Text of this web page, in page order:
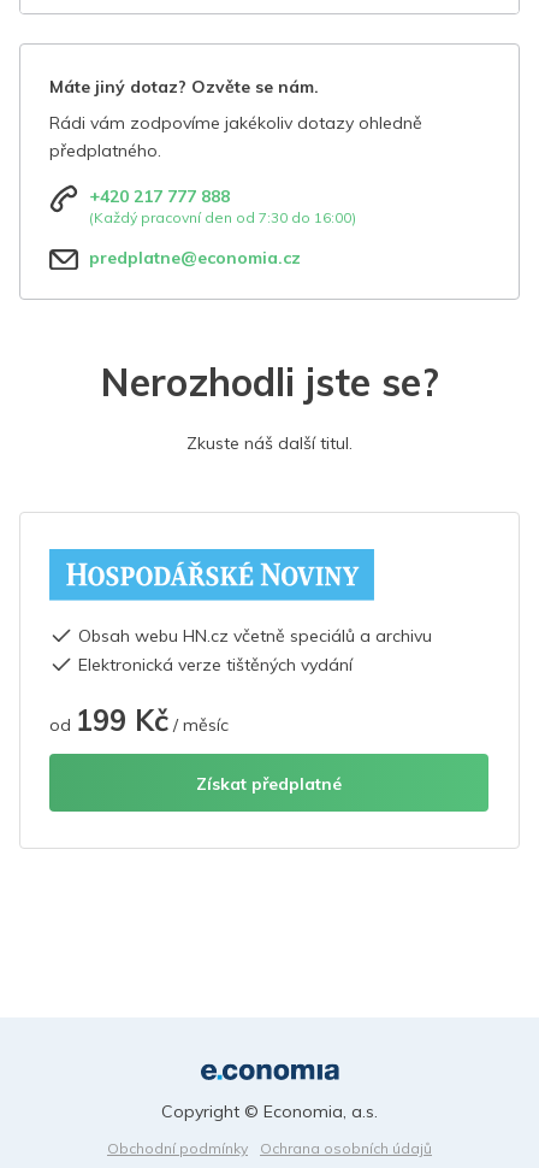
Máte jiný dotaz? Ozvěte se nám.
Rádi vám zodpovíme jakékoliv dotazy ohledně
předplatného.
+420 217 777 888
(Každý pracovní den od 7:30 do 16:00)
predplatne@economia.cz
Nerozhodli jste se?
Zkuste náš další titul.
Obsah webu HN.cz včetně speciálů a archivu
Elektronická verze tištěných vydání
od 199 Kč / měsíc
Získat předplatné
Obchodní podmínky
Ochrana osobních údajů
Copyright © Economia, a.s.